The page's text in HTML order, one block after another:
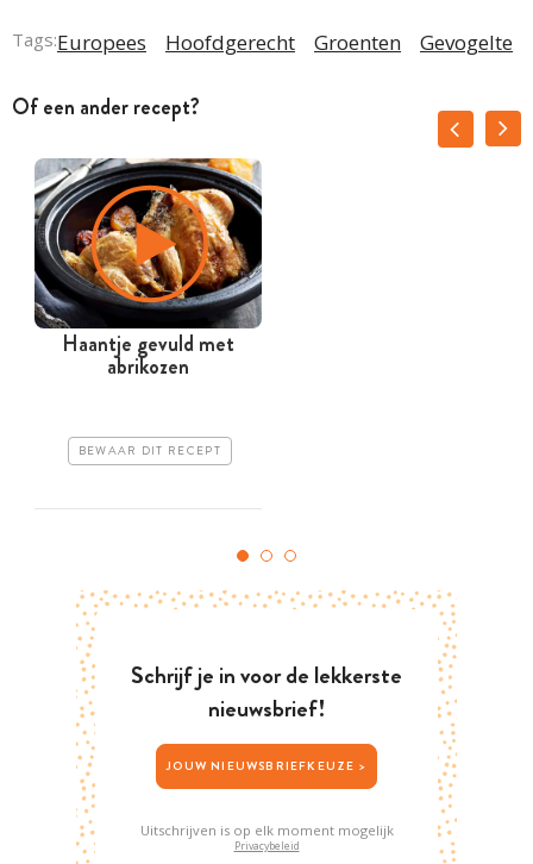
Tags:Europees Hoofdgerecht Groenten Gevogelte
Of een ander recept?
Haantje gevuld met
abrikozen
BEWAAR DIT RECEPT
Schrijf je in voor de lekkerste
nieuwsbrief!
JOUW NIEUWSBRIEFKEUZE >
Uitschrijven is op elk moment mogelijk
Privacybeleid